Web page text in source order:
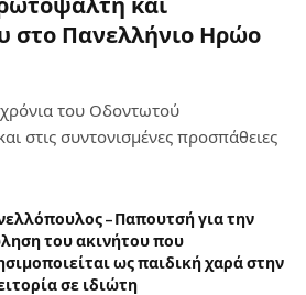
στο Πανελλήνιο Ηρώο
του Οδοντωτού
στις συντονισμένες προσπάθειες
– Παπουτσή για την
του ακινήτου που
ως παιδική χαρά στην
σε ιδιώτη